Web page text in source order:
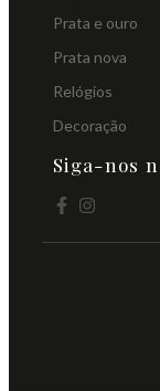
Prata e ouro
Prata nova
Relógios
Decoração
Siga-nos